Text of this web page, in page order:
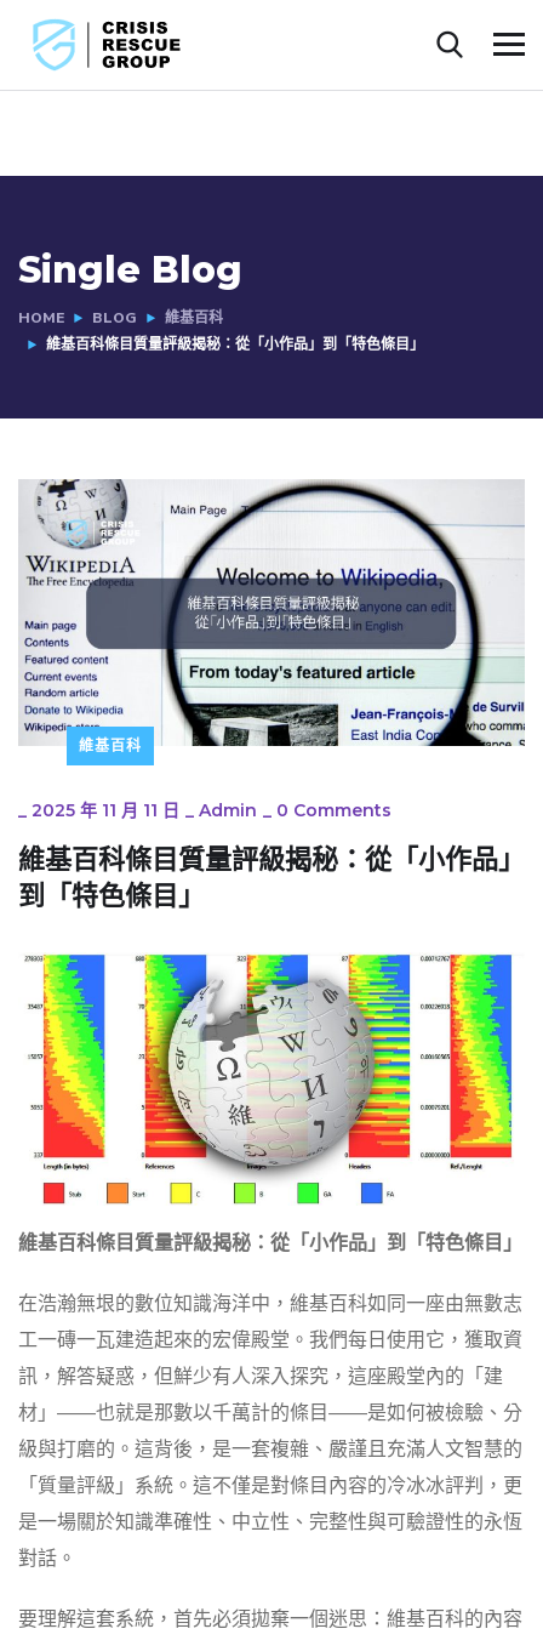
Single Blog
HOME BLOG
維基百科
維基百科條目質量評級揭秘：從「小作品」到「特色條目」
維基百科
_ 2025 年 11 月 11 日 _ Admin _ 0 Comments
維基百科條目質量評級揭秘：從「小作品」
到「特色條目」
維基百科條目質量評級揭秘：從「小作品」到「特色條目」
在浩瀚無垠的數位知識海洋中，維基百科如同一座由無數志
工一磚一瓦建造起來的宏偉殿堂。我們每日使用它，獲取資
訊，解答疑惑，但鮮少有人深入探究，這座殿堂內的「建
材」——也就是那數以千萬計的條目——是如何被檢驗、分
級與打磨的。這背後，是一套複雜、嚴謹且充滿人文智慧的
「質量評級」系統。這不僅是對條目內容的冷冰冰評判，更
是一場關於知識準確性、中立性、完整性與可驗證性的永恆
對話。
要理解這套系統，首先必須拋棄一個迷思：維基百科的內容